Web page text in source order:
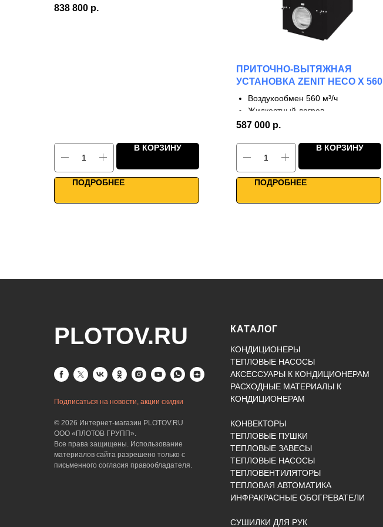
Роторный сорбционный рекуператор
838 800 р.
В КОРЗИНУ
ПОДРОБНЕЕ
ПРИТОЧНО-ВЫТЯЖНАЯ
УСТАНОВКА ZENIT HECO X 560
W2RВоздухообмен 560 м³/ч
Жидкостный догрев
3 ступени рекуперации
Двунаправленные фланцы
Работа до -30°С
Умное управление
587 000 р.
В КОРЗИНУ
ПОДРОБНЕЕ
PLOTOV.RU
Подписаться на новости, акции скидки
© 2026 Интернет-магазин PLOTOV.RU
ООО «ПЛОТОВ ГРУПП».
Все права защищены. Использование
материалов сайта разрешено только с
письменного согласия правообладателя.
КАТАЛОГ
КОНДИЦИОНЕРЫ
ТЕПЛОВЫЕ НАСОСЫ
АКСЕССУАРЫ К КОНДИЦИОНЕРАМ
РАСХОДНЫЕ МАТЕРИАЛЫ К
КОНДИЦИОНЕРАМ
КОНВЕКТОРЫ
ТЕПЛОВЫЕ ПУШКИ
ТЕПЛОВЫЕ ЗАВЕСЫ
ТЕПЛОВЫЕ НАСОСЫ
ТЕПЛОВЕНТИЛЯТОРЫ
ТЕПЛОВАЯ АВТОМАТИКА
ИНФРАКРАСНЫЕ ОБОГРЕВАТЕЛИ
СУШИЛКИ ДЛЯ РУК